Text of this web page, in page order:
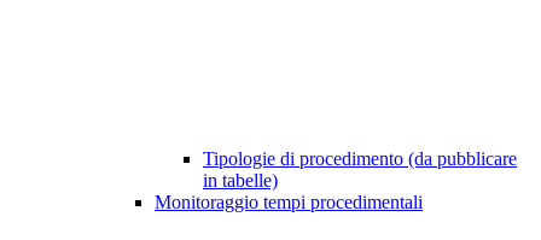
Tipologie di procedimento (da pubblicare
in tabelle)
Monitoraggio tempi procedimentali